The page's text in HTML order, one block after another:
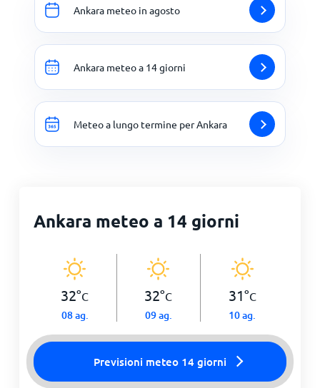
Ankara meteo in agosto
Ankara meteo a 14 giorni
Meteo a lungo termine per Ankara
Ankara meteo a 14 giorni
32°C
08 ag.
32°C
09 ag.
31°C
10 ag.
Previsioni meteo 14 giorni